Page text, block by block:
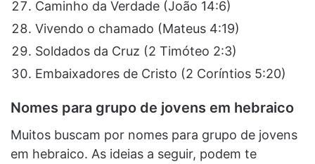
Caminho da Verdade (João 14:6)
Vivendo o chamado (Mateus 4:19)
Soldados da Cruz (2 Timóteo 2:3)
Embaixadores de Cristo (2 Coríntios 5:20)
Nomes para grupo de jovens em hebraico
Muitos buscam por nomes para grupo de jovens
em hebraico. As ideias a seguir, podem te